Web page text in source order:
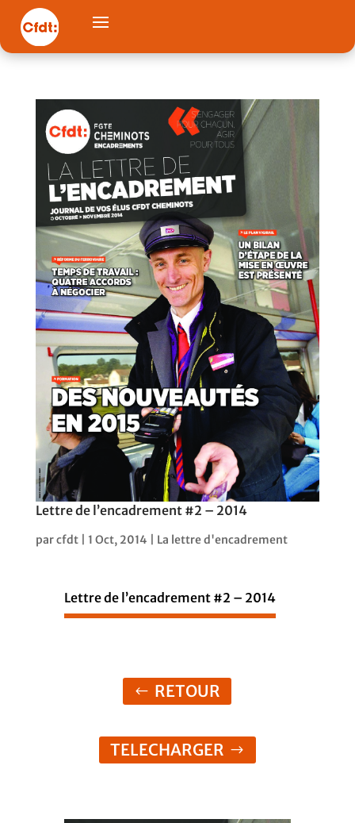
Lettre de l’encadrement #2 – 2014
parcfdt| 1 Oct, 2014 La lettre d'encadrement
Lettre de l’encadrement #2 – 2014
RETOUR
TELECHARGER